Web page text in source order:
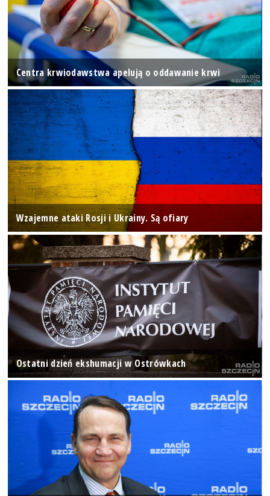
Centra krwiodawstwa apelują o oddawanie krwi
Wzajemne ataki Rosji i Ukrainy. Są ofiary
Ostatni dzień ekshumacji w Ostrówkach